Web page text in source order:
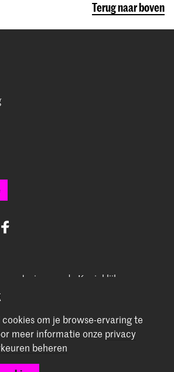
Terug naar boven
Facebook
en de Koninklijke
Kunsten vormen samen
Den Haag.
Conservatorium |
om je browse-ervaring te
meer informatie onze privacy
beheren